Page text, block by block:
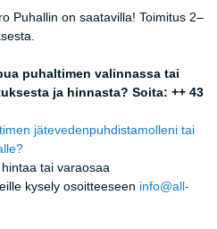
Puhallin on saatavilla! Toimitus 2–
puhaltimen valinnassa tai
ja hinnasta? Soita: ++ 43
jätevedenpuhdistamolleni tai
tai varaosaa
kysely osoitteeseen info@all-